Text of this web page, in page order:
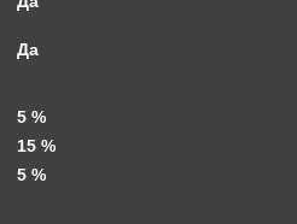
Да
5 %
15 %
5 %